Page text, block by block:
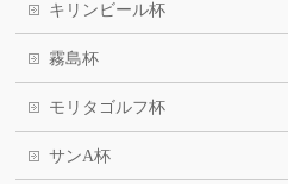
キリンビール杯
霧島杯
モリタゴルフ杯
サンA杯